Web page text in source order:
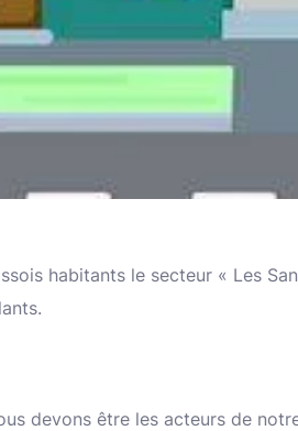
habitants le secteur « Les
devons être les acteurs de